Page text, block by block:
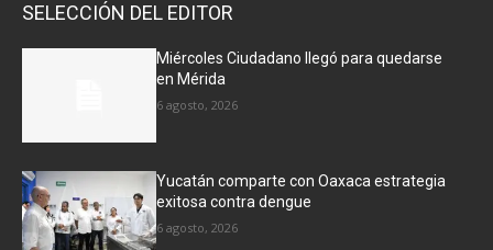
SELECCIÓN DEL EDITOR
Miércoles Ciudadano llegó para quedarse
en Mérida
6 agosto, 2026
Yucatán comparte con Oaxaca estrategia
exitosa contra dengue
6 agosto, 2026